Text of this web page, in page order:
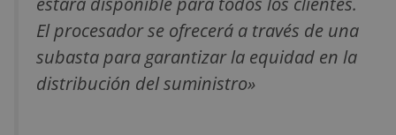
El procesador se ofrecerá a través de una
subasta para garantizar la equidad en la
distribución del suministro»